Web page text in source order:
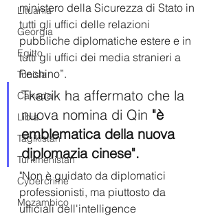
Lituania
Georgia
Egitto
Tunisia
Canada
Libia
Tagikistan
Turkmenistan
Cybercrime
Mozambico
ministero della Sicurezza di Stato in
tutti gli uffici delle relazioni
pubbliche diplomatiche estere e in
tutti gli uffici dei media stranieri a
Pechino”.
Tkacik ha affermato che la
nuova nomina di Qin "è
emblematica della nuova
diplomazia cinese".
"Non è guidato da diplomatici
professionisti, ma piuttosto da
ufficiali dell'intelligence